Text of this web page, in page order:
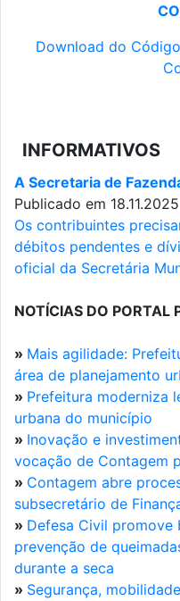
Download do
INFORMATIVOS
A Secretaria de
Publicado em 18.11.2025
Os contribuintes
débitos pendentes e
oficial da Secretária
NOTÍCIAS DO PORTAL
» Mais agilidade:
área de planejamento
» Prefeitura moderniza
urbana do município
» Inovação e
vocação de Contagem
» Contagem abre
subsecretário de
» Defesa Civil
prevenção de
durante a seca
» Segurança,